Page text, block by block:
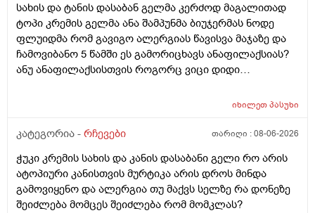
სახის და ტანის დასაბან გელმა კერძოდ მაგალითად
ტოპი კრემის გელმა ანა შამპუნმა ბიუჯერმას ნოდე
ფლუიდმა რომ გავიგო ალერგიას წავისვა მაჯაზე და
ჩამოვიბანო 5 წამში ეს გამორიცხავს ანაფილაქსიას?
ანუ ანაფილაქსისთვის როგორც ვიცი დიდი
ანაფილაქცია განვითარდეს სწორია? ანუ იმ
კონკრეტული რაღაც ნივთიერების მიმართ ეს ტესტი
ტესტი დიდი დიდი გამოყაროს ხო?
იხილეთპასუხი
კატეგორია - რჩევები თარიღი :08-06-2026
ჭუკი კრემის სახის და კანის დასაბანი გელი რო არის
ატოპიური კანისთვის მურტიკა არის დროს მინდა
გამოვიყენო და ალერგია თუ მაქვს სელზე რა დონეზე
შეიძლება მომცეს შეიძლება რომ მომკლას?